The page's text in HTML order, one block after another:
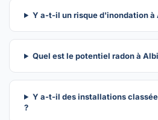
Y a-t-il un risque d'inondation à
Quel est le potentiel radon à
Y a-t-il des installations
?